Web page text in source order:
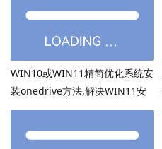
WIN10或WIN11精简优化系统安
装onedrive方法,解决WIN11安
装onedrive后无法打开